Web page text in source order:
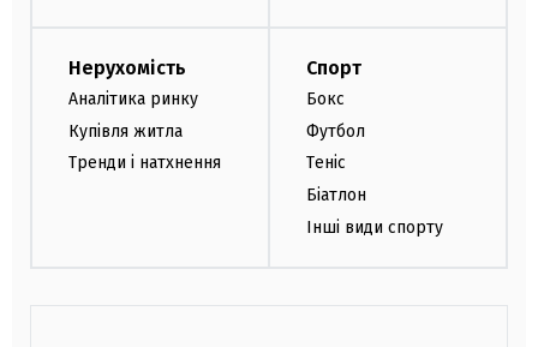
Нерухомість
Аналітика ринку
Купівля житла
Тренди і натхнення
Спорт
Бокс
Футбол
Теніс
Біатлон
Інші види спорту